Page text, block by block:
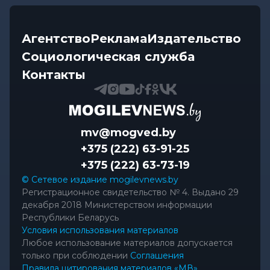
АгентствоРекламаИздательство
Социологическая служба
Контакты
mv@mogved.by
+375 (222) 63-91-25
+375 (222) 63-73-19
© Сетевое издание mogilevnews.by
Регистрационное свидетельство № 4. Выдано 29
декабря 2018 Министерством информации
Республики Беларусь
Условия использования материалов
Любое использование материалов допускается
только при соблюдении Соглашения